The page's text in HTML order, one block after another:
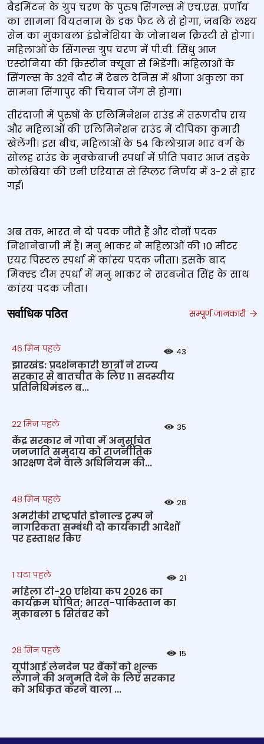
बैडमिंटन के ग्रुप चरण के पुरुष सिंगल्‍स में एच.एस. प्रणॉय
का सामना वियतनाम के डक फैट ले से होगा, जबकि लक्ष्‍य
सेन का मुकाबला इंडोनेशिया के जोनाथन क्रिस्‍टी से होगा।
महिलाओं के सिंगल्‍स ग्रुप चरण में पी.वी. सिंधु आज
एस्‍टोनिया की क्रिस्‍ट‍ीन क्‍यूबा से भिडेंगी। महिलाओं के
सिंगल्‍स के 32वें दौर में टेबल टेनिस में श्रीजा अकुला का
सामना सिंगापुर की चियान जेंग से होगा।
तीरंदाजी में पुरुषों के एलिमिनेशन राउंड में तरूणदीप राय
और महिलाओं की एलिमिनेशन राउंड में दीपिका कुमारी
खेलेंगी। इस बीच, महिलाओं के 54 किलोग्राम भार वर्ग के
सोलह राउंड के मुक्केबाजी स्पर्धा में प्रीति पवार आज तड़के
कोलंबिया की एनी एरियास से स्प्लिट निर्णय में 3-2 से हार
गईं।
अब तक, भारत ने दो पदक जीते हैं और दोनों पदक
निशानेबाजी में हैं। मनु भाकर ने महिलाओं की 10 मीटर
एयर पिस्‍टल स्‍पर्धा में कांस्‍य पदक जीता। इसके बाद
मिक्‍स्‍ड टीम स्‍पर्धा में मनु भाकर ने सरबजोत सिंह के साथ
कांस्‍य पदक जीता।
सर्वाधिक पठित सम्पूर्ण जानकारी
46 मिन पहले 43
झारखंड: प्रदर्शनकारी छात्रों ने राज्य
सरकार से बातचीत के लिए 11 सदस्यीय
प्रतिनिधिमंडल ब...
22 मिन पहले 35
केंद्र सरकार ने गोवा में अनुसूचित
जनजाति समुदाय को राजनीतिक
आरक्षण देने वाले अधिनियम की...
48 मिन पहले 28
अमरीकी राष्ट्रपति डोनाल्ड ट्रम्प ने
नागरिकता सम्बंधी दो कार्यकारी आदेशों
पर हस्ताक्षर किए
1 घंटा पहले 21
महिला टी-20 एशिया कप 2026 का
कार्यक्रम घोषित; भारत-पाकिस्तान का
मुकाबला 5 सितंबर को
28 मिन पहले 15
यूपीआई लेनदेन पर बैंकों को शुल्क
लगाने की अनुमति देने के लिए सरकार
को अधिकृत करने वाला ...